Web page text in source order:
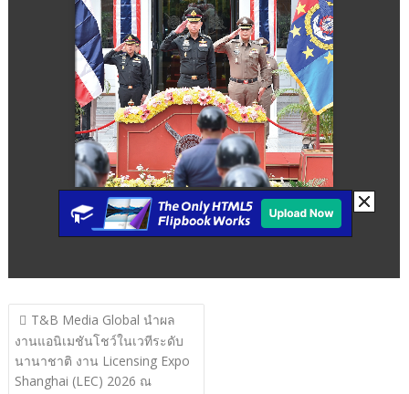
แนะแนว
เรื่อง
T&B Media Global นำผล
งานแอนิเมชันโชว์ในเวทีระดับ
นานาชาติ งาน Licensing Expo
Shanghai (LEC) 2026 ณ